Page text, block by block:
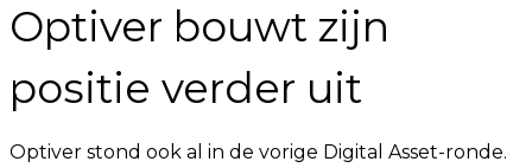
Optiver bouwt zijn
positie verder uit
Optiver stond ook al in de vorige Digital Asset-ronde.